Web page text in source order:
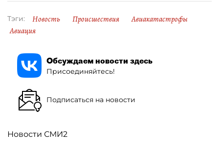
Тэги: Новость Происшествия
Авиакатастрофы
Авиация
Обсуждаем новости здесь
Присоединяйтесь!
Подписаться на новости
Новости СМИ2